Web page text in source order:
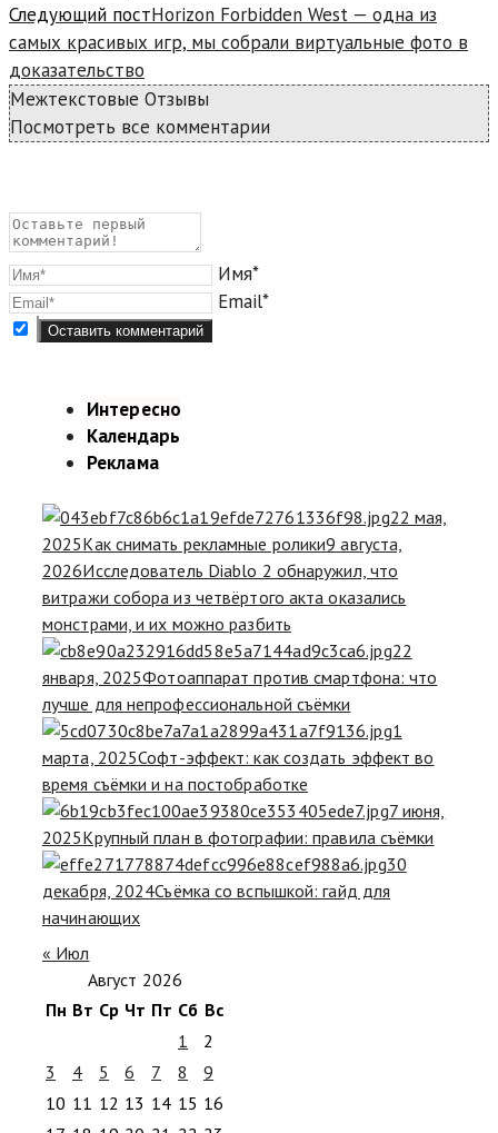
Следующий постHorizon Forbidden West — одна из
самых красивых игр, мы собрали виртуальные фото в
доказательство
Межтекстовые Отзывы
Посмотреть все комментарии
Имя*
Email*
Интересно
Календарь
Реклама
22 мая,
2025Как снимать рекламные ролики9 августа,
2026Исследователь Diablo 2 обнаружил, что
витражи собора из четвёртого акта оказались
монстрами, и их можно разбить
22
января, 2025Фотоаппарат против смартфона: что
лучше для непрофессиональной съёмки
1
марта, 2025Софт-эффект: как создать эффект во
время съёмки и на постобработке
7 июня,
2025Крупный план в фотографии: правила съёмки
30
декабря, 2024Съёмка со вспышкой: гайд для
начинающих
« Июл
Август 2026
Пн Вт Ср Чт Пт Сб Вс
1
2
3
4 5 6 7 8
9
10 11 12 13 14 15 16